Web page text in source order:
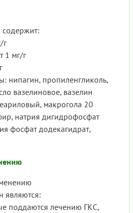
содержит:
г
1 мг/г
нипагин, пропиленгликоль,
вазелиновое, вазелин
макрогола 20
натрия дигидрофосфат
фосфат додекагидрат,
являются:
поддаются лечению ГКС,